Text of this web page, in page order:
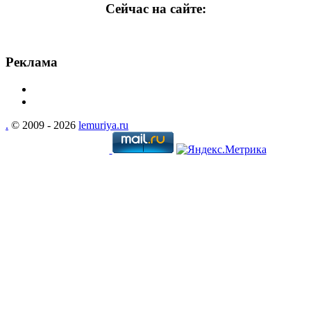
Сейчас на сайте:
Реклама
. © 2009 - 2026 lemuriya.ru